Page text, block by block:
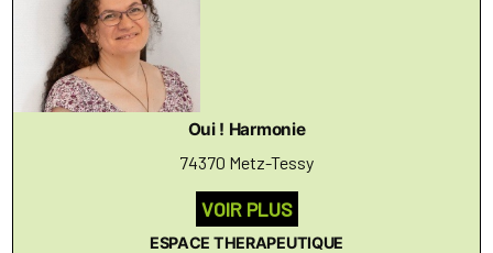
Oui ! Harmonie
74370 Metz-Tessy
VOIR PLUS
ESPACE THERAPEUTIQUE